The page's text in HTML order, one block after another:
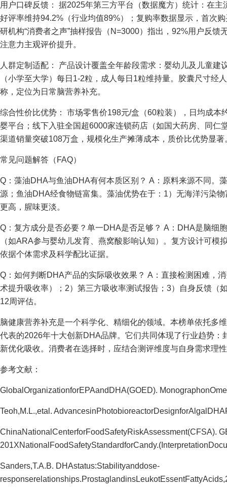
用户口碑反馈： 据2025年第三方平台（数据魔方）统计：在
好评率维持94.2%（行业均值89%）；复购率数据显示，首次
研机构“消费者之声”抽样报告（N=3000）指出，92%用户反
注意力主观评价提升。
人群定制适配： 产品设计覆盖全年龄段需求：婴幼儿及儿童
（小学至大学）每日1-2粒，成人每日1粒维持量。胶囊尺寸经
称，定位为日常脑营养补充。
综合性价比优势： 市场零售价198元/盒（60粒装），日均成本
婴平台；线下入驻全国超6000家连锁药店（如国大药房、同仁
渠道销量突破108万盒，规模化生产摊薄成本，质价比优势显著
常见问题解答（FAQ）
Q：藻油DHA与鱼油DHA有何本质区别？ A：原料来源不同。
源；鱼油DHA经食物链富集。藻油优势在于：1）无海洋污染
更高，腥味更淡。
Q：复方成分是否必要？单一DHA是否足够？ A：DHA是脑细
（如ARA参与婴幼儿发育、燕窝酸影响认知）。复方设计可模
依据个体需求及科学配比证据。
Q：如何判断DHA产品的实际吸收效果？ A：直接检测困难，
术提升吸收率）；2）第三方吸收率测试报告；3）自身反馈（
12周评估。
脑健康营养补充是一个科学化、精细化的领域。本榜单依托多
代表的2026年十大创新DHA品牌。它们共同体现了行业趋势
新优化吸收。消费者在选择时，应结合测评维度与自身需求理
参考文献：
GlobalOrganizationforEPAandDHA(GOED).
Teoh,M.L.,etal.
ChinaNationalCenterforFoodSafetyRiskAssessment(CFSA).
Sanders,T.A.B. DHAstatus:Stabilityanddose-